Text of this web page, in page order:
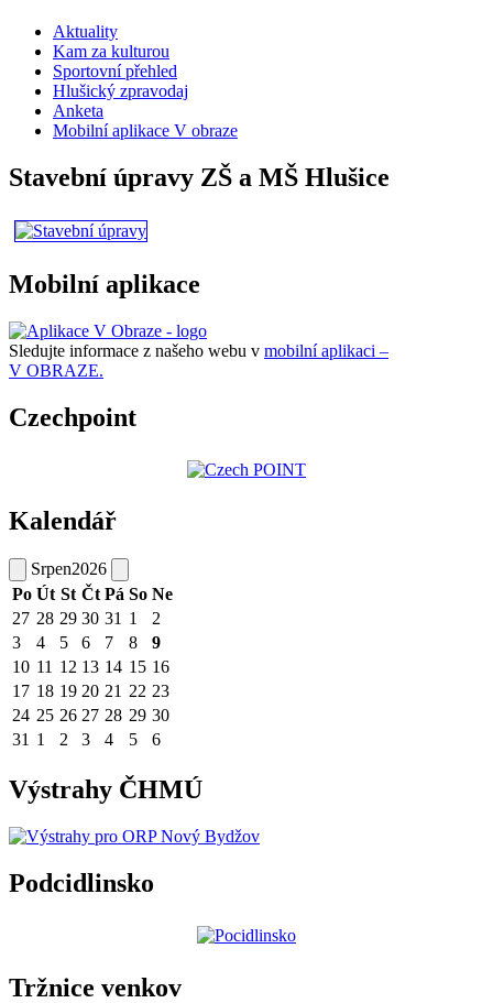
Aktuality
Kam za kulturou
Sportovní přehled
Hlušický zpravodaj
Anketa
Mobilní aplikace V obraze
Stavební úpravy ZŠ a MŠ Hlušice
Mobilní aplikace
Sledujte informace z našeho webu v mobilní aplikaci –
V OBRAZE.
Czechpoint
Kalendář
Srpen2026
Po Út St Čt Pá So Ne
27 28 29 30 31 1
2
3
4 5 6 7 8
9
10 11 12 13 14 15 16
17 18 19 20 21 22 23
24 25 26 27 28 29 30
31 1 2 3 4 5 6
Výstrahy ČHMÚ
Podcidlinsko
Tržnice venkov